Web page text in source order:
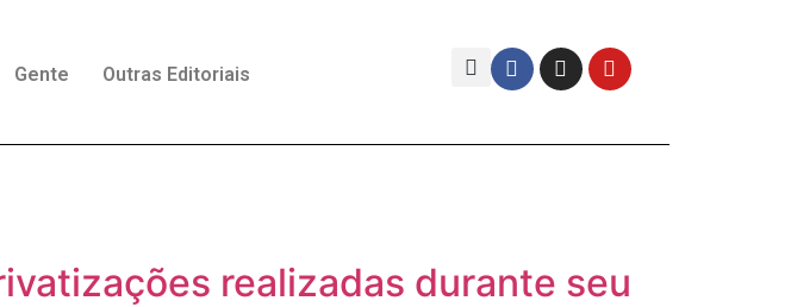
Gente Outras Editoriais
realizadas durante seu